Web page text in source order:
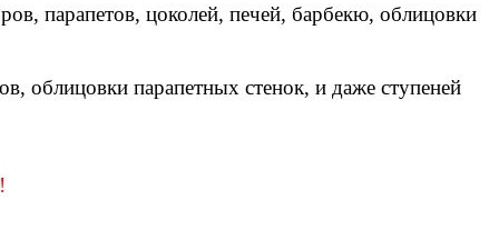
парапетов, цоколей, печей, барбекю, облицовки
облицовки парапетных стенок, и даже ступеней